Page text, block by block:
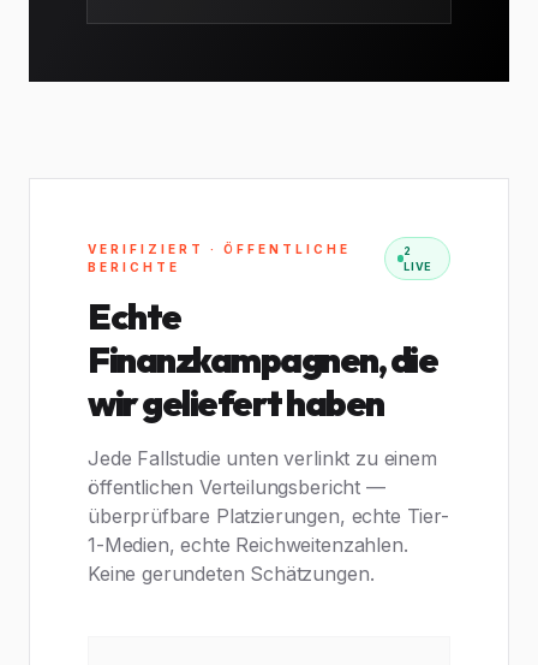
VERIFIZIERT · ÖFFENTLICHE
BERICHTE
2
LIVE
Echte
Finanzkampagnen, die
wir geliefert haben
Jede Fallstudie unten verlinkt zu einem
öffentlichen Verteilungsbericht —
überprüfbare Platzierungen, echte Tier-
1-Medien, echte Reichweitenzahlen.
Keine gerundeten Schätzungen.